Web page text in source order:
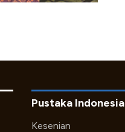
Pustaka Indonesia
Kesenian